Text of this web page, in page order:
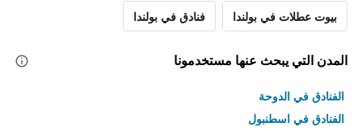
بيوت عطلات في بولندا فنادق في بولندا
المدن التي يبحث عنها مستخدمونا
الفنادق في الدوحة
الفنادق في اسطنبول